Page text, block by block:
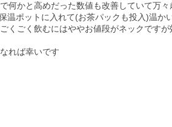
かと高めだった数値も改善していて万
ポットに入れて(お茶パックも投入)温
ごく飲むにはややお値段がネックです
れば幸いです